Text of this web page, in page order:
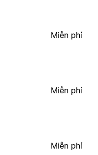
Miễn phí
Miễn phí
Miễn phí